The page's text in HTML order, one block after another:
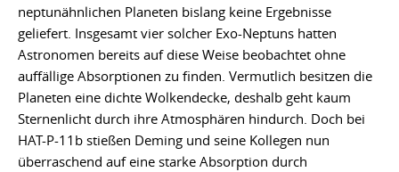
neptunähnlichen Planeten bislang keine Ergebnisse
geliefert. Insgesamt vier solcher Exo-Neptuns hatten
Astronomen bereits auf diese Weise beobachtet ohne
auffällige Absorptionen zu finden. Vermutlich besitzen die
Planeten eine dichte Wolkendecke, deshalb geht kaum
Sternenlicht durch ihre Atmosphären hindurch. Doch bei
HAT-P-11b stießen Deming und seine Kollegen nun
überraschend auf eine starke Absorption durch